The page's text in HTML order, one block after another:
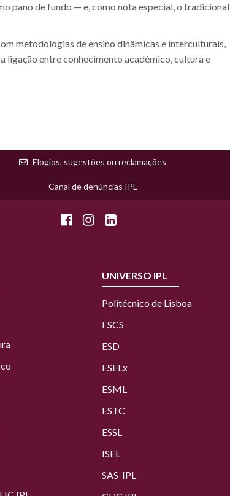
pano de fundo — e, como nota especial, o tradicional
metodologias de ensino dinâmicas e interculturais,
ligação entre conhecimento académico, cultura e
Elogios, sugestões ou reclamações
Canal de denúncias IPL
UNIVERSO IPL
Politécnico de Lisboa
ESCS
ESD
ESELx
ESML
ESTC
ESSL
ISEL
SAS-IPL